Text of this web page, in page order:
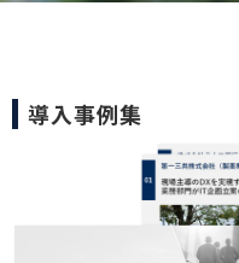
導入事例集